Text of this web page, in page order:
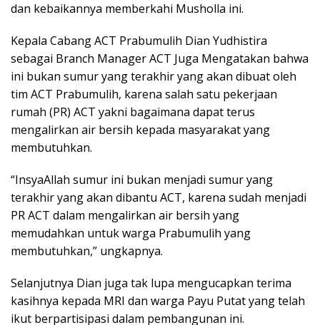
dan kebaikannya memberkahi Musholla ini.
Kepala Cabang ACT Prabumulih Dian Yudhistira
sebagai Branch Manager ACT Juga Mengatakan bahwa
ini bukan sumur yang terakhir yang akan dibuat oleh
tim ACT Prabumulih, karena salah satu pekerjaan
rumah (PR) ACT yakni bagaimana dapat terus
mengalirkan air bersih kepada masyarakat yang
membutuhkan.
“InsyaAllah sumur ini bukan menjadi sumur yang
terakhir yang akan dibantu ACT, karena sudah menjadi
PR ACT dalam mengalirkan air bersih yang
memudahkan untuk warga Prabumulih yang
membutuhkan,” ungkapnya.
Selanjutnya Dian juga tak lupa mengucapkan terima
kasihnya kepada MRI dan warga Payu Putat yang telah
ikut berpartisipasi dalam pembangunan ini.